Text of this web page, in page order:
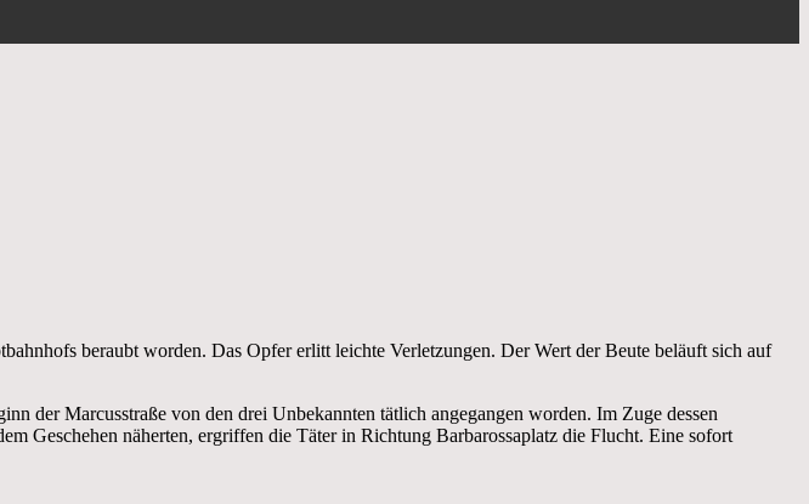
beraubt worden. Das Opfer erlitt leichte Verletzungen. Der Wert der Beute beläuft sich auf
der Marcusstraße von den drei Unbekannten tätlich angegangen worden. Im Zuge dessen
Geschehen näherten, ergriffen die Täter in Richtung Barbarossaplatz die Flucht. Eine sofort